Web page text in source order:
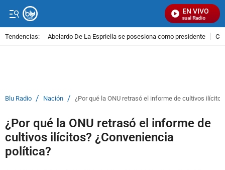
EN VIVO
Señal Visual Radio
Tendencias: Abelardo De La Espriella se posesiona como presidente
Blu Radio / Nación / ¿Por qué la ONU retrasó el informe de cultivos
¿Por qué la ONU retrasó el informe de
cultivos ilícitos? ¿Conveniencia
política?